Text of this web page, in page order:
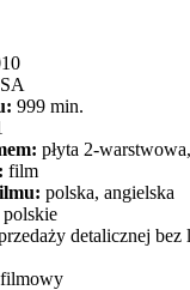
999 min.
płyta 2-
film
polska, angielska
detalicznej bez